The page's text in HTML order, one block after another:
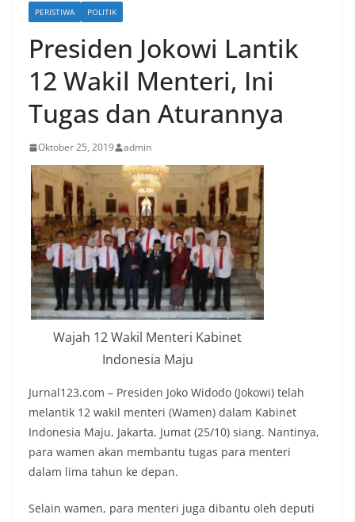
PERISTIWA POLITIK
Presiden Jokowi Lantik
12 Wakil Menteri, Ini
Tugas dan Aturannya
Oktober 25, 2019 admin
Wajah 12 Wakil Menteri Kabinet
Indonesia Maju
Jurnal123.com – Presiden Joko Widodo (Jokowi) telah
melantik 12 wakil menteri (Wamen) dalam Kabinet
Indonesia Maju, Jakarta, Jumat (25/10) siang. Nantinya,
para wamen akan membantu tugas para menteri
dalam lima tahun ke depan.
Selain wamen, para menteri juga dibantu oleh deputi